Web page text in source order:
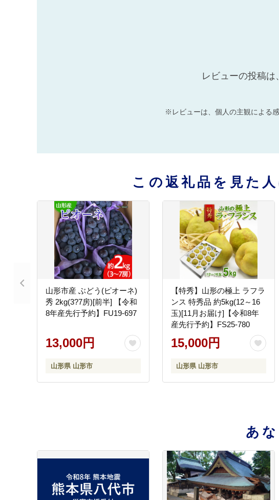
レビューの投稿は
※レビューは、個人の主観による
この返礼品を見た
山形市産 ぶどう(ピオーネ)
秀 2kg(3?7房)[前半] 【令和
8年産先行予約】FU19-697
13,000円
山形県 山形市
【特秀】山形の極上 ラフラ
ンス 特秀品 約5kg(12～16
玉)[11月お届け]【令和8年
産先行予約】FS25-780
15,000円
山形県 山形市
あ